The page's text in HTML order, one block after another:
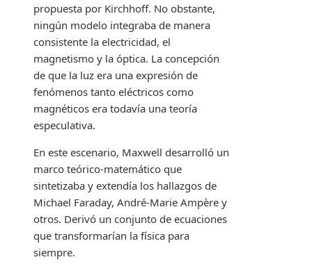
propuesta por Kirchhoff. No obstante,
ningún modelo integraba de manera
consistente la electricidad, el
magnetismo y la óptica. La concepción
de que la luz era una expresión de
fenómenos tanto eléctricos como
magnéticos era todavía una teoría
especulativa.
En este escenario, Maxwell desarrolló un
marco teórico-matemático que
sintetizaba y extendía los hallazgos de
Michael Faraday, André-Marie Ampère y
otros. Derivó un conjunto de ecuaciones
que transformarían la física para
siempre.